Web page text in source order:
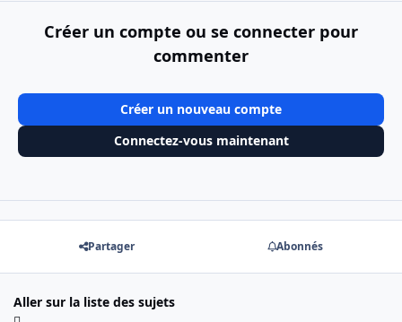
Créer un compte ou se connecter pour
commenter
Créer un nouveau compte
Connectez-vous maintenant
Partager Abonnés
Aller sur la liste des sujets